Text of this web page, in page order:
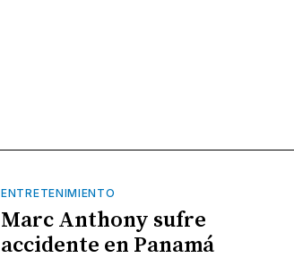
ENTRETENIMIENTO
Marc Anthony sufre
accidente en Panamá